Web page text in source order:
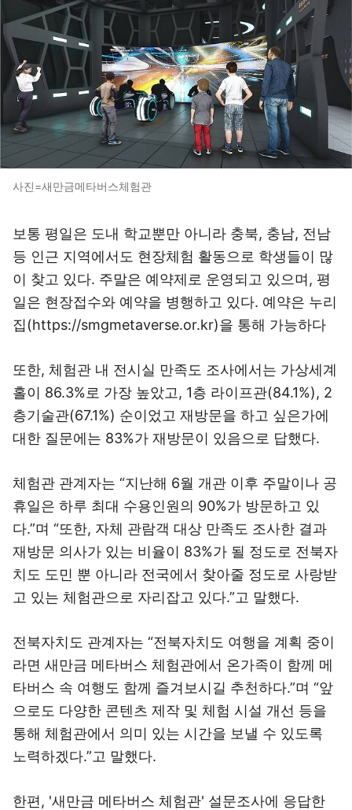
사진=새만금메타버스체험관
보통 평일은 도내 학교뿐만 아니라 충북, 충남, 전남
등 인근 지역에서도 현장체험 활동으로 학생들이 많
이 찾고 있다. 주말은 예약제로 운영되고 있으며, 평
일은 현장접수와 예약을 병행하고 있다. 예약은 누리
집(https://smgmetaverse.or.kr)을 통해 가능하다
또한, 체험관 내 전시실 만족도 조사에서는 가상세계
홀이 86.3%로 가장 높았고, 1층 라이프관(84.1%), 2
층기술관(67.1%) 순이었고 재방문을 하고 싶은가에
대한 질문에는 83%가 재방문이 있음으로 답했다.
체험관 관계자는 “지난해 6월 개관 이후 주말이나 공
휴일은 하루 최대 수용인원의 90%가 방문하고 있
다.”며 “또한, 자체 관람객 대상 만족도 조사한 결과
재방문 의사가 있는 비율이 83%가 될 정도로 전북자
치도 도민 뿐 아니라 전국에서 찾아줄 정도로 사랑받
고 있는 체험관으로 자리잡고 있다.”고 말했다.
전북자치도 관계자는 “전북자치도 여행을 계획 중이
라면 새만금 메타버스 체험관에서 온가족이 함께 메
타버스 속 여행도 함께 즐겨보시길 추천하다.”며 “앞
으로도 다양한 콘텐츠 제작 및 체험 시설 개선 등을
통해 체험관에서 의미 있는 시간을 보낼 수 있도록
노력하겠다.”고 말했다.
한편, '새만금 메타버스 체험관' 설문조사에 응답한